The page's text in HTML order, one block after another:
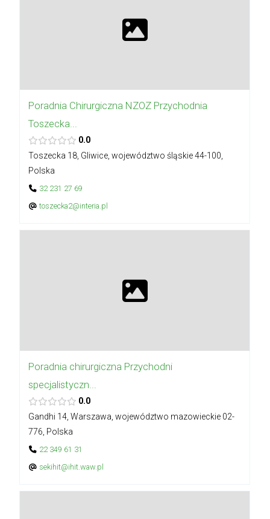
Poradnia Chirurgiczna NZOZ Przychodnia
Toszecka...
0.0
Toszecka 18, Gliwice, województwo śląskie 44-100,
Polska
32 231 27 69
toszecka2@interia.pl
Poradnia chirurgiczna Przychodni
specjalistyczn...
0.0
Gandhi 14, Warszawa, województwo mazowieckie 02-
776, Polska
22 349 61 31
sekihit@ihit.waw.pl